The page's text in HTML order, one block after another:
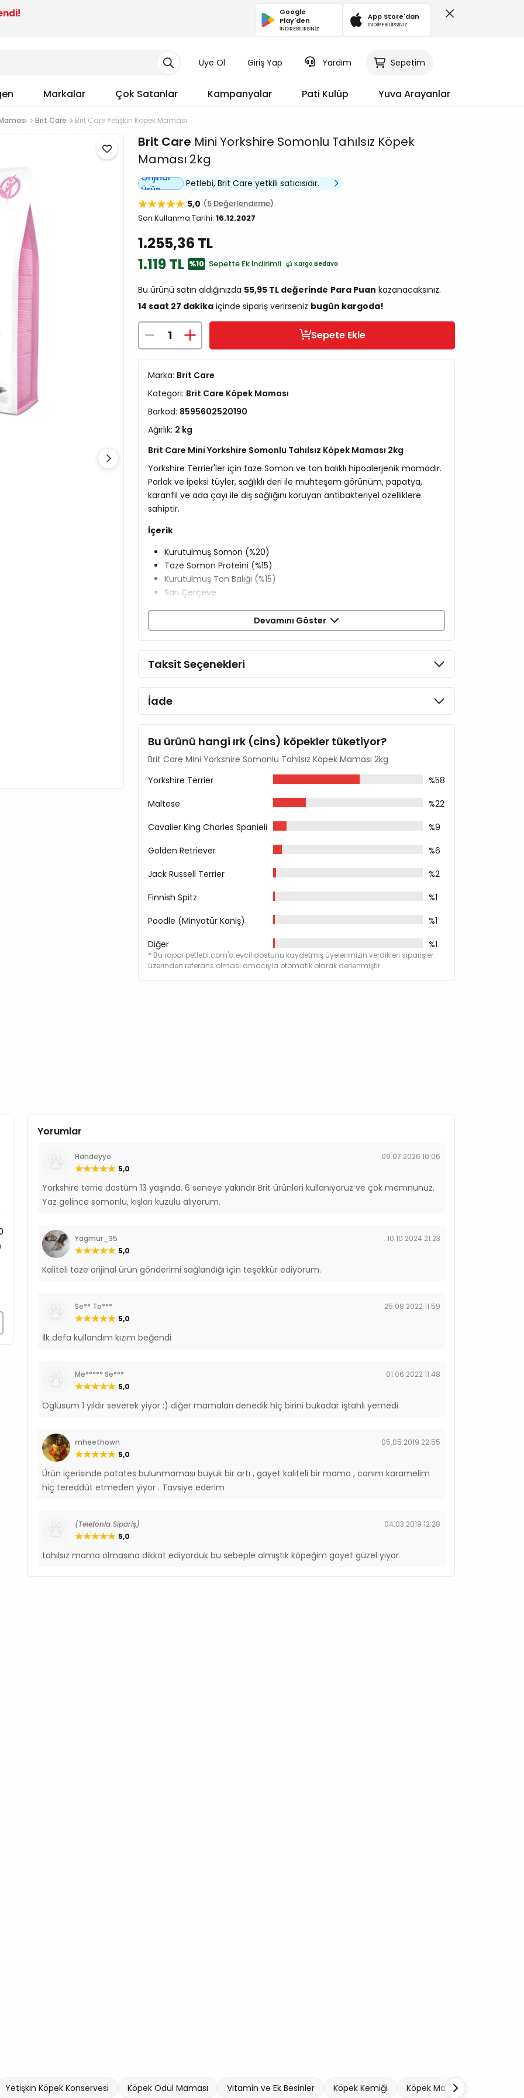
Google
Play'den
İNDİREBİLİRSİNİZ
App Store'dan
İNDİREBİLİRSİNİZ
Üye Ol Giriş Yap Yardım Sepetim
Markalar Çok Satanlar Kampanyalar Pati Kulüp Yuva Arayanlar
Brit Care Brit Care Yetişkin Köpek Maması
Brit Care Mini Yorkshire Somonlu Tahılsız Köpek
Maması 2kg
Orijinal
Ürün
Petlebi, Brit Care yetkili satıcısıdır.
5,0
6 Değerlendirme
Son Kullanma Tarihi: 16.12.2027
1.255,36 TL
1.119 TL %10 Sepette Ek İndirimli Kargo Bedava
Bu ürünü satın aldığınızda 55,95 TL değerinde Para Puan kazanacaksınız.
14 saat 27 dakika içinde sipariş verirseniz bugün kargoda!
Sepete Ekle
Marka: Brit Care
Kategori: Brit Care Köpek Maması
Barkod: 8595602520190
Ağırlık: 2 kg
Brit Care Mini Yorkshire Somonlu Tahılsız Köpek Maması 2kg
Yorkshire Terrier'ler için taze Somon ve ton balıklı hipoalerjenik mamadır.
Parlak ve ipeksi tüyler, sağlıklı deri ile muhteşem görünüm, papatya,
karanfil ve ada çayı ile diş sağlığını koruyan antibakteriyel özelliklere
sahiptir.
İçerik
Kurutulmuş Somon (%20)
Taze Somon Proteini (%15)
Kurutulmuş Ton Balığı (%15)
Sarı Çerçeve
Keten Tohumu (%5)
Karabuğday
Kurutulmuş Elma
Alg (%0,5 Ascophyllumnodosum)
Yaban Mersini (230 Mg/kg
Polifenol Kaynağı 70Mg/kg & Flavonoidler 30Mg/kg)
160 mg/kg)
Şifalı Otlar Ve Meyveler (Biberiye
Turunçgil
Zerdeçal
Frukto-Oligosakkaritler (100 Mg/kg)
İnülin (90Mg/kg)
Devedikeni (75Mg/kg)
Yalancı İğde (75 Mg/kg)
Alman Papatyası (30 Mg/kg)
Karanfil (30Mg/kg)
Adaçayı (25Mg/kg)
Devamını Göster
Taksit Seçenekleri
İade
Bu ürünü hangi ırk (cins) köpekler tüketiyor?
Brit Care Mini Yorkshire Somonlu Tahılsız Köpek Maması 2kg
Yorkshire Terrier
%58
Maltese
%22
Cavalier King Charles Spanieli
%9
Golden Retriever
%6
Jack Russell Terrier
%2
Finnish Spitz
%1
Poodle (Minyatür Kaniş)
%1
Diğer
%1
* Bu rapor petlebi.com'a evcil dostunu kaydetmiş üyelerimizin verdikleri siparişler
üzerinden referans olması amacıyla otomatik olarak derlenmiştir.
Yorumlar
Handeyyo
09.07.2026 10:06
5,0
Yorkshire terrie dostum 13 yaşında. 6 seneye yakındır Brit ürünleri kullanıyoruz ve çok memnunuz.
Yaz gelince somonlu, kışları kuzulu alıyorum.
Yagmur_35
10.10.2024 21:23
5,0
Kaliteli taze orijinal ürün gönderimi sağlandığı için teşekkür ediyorum.
Se** To***
25.08.2022 11:59
5,0
İlk defa kullandım kızım beğendi
Me***** Se***
01.06.2022 11:48
5,0
Oglusum 1 yıldır severek yiyor :) diğer mamaları denedik hiç birini bukadar iştahlı yemedi
mheethown
05.05.2019 22:55
5,0
Ürün içerisinde patates bulunmaması büyük bir artı , gayet kaliteli bir mama , canım karamelim
hiç tereddüt etmeden yiyor . Tavsiye ederim
(Telefonla Sipariş)
04.03.2019 12:28
5,0
tahılsız mama olmasına dikkat ediyorduk bu sebeple almıştık köpeğim gayet güzel yiyor
Yetişkin Köpek Konservesi Köpek Ödül Maması Vitamin ve Ek Besinler Köpek Kemiği Köpek Mama ve Su Kabı